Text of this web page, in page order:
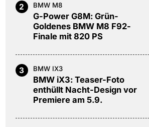
2 BMW M8
G-Power G8M: Grün-
Goldenes BMW M8 F92-
Finale mit 820 PS
3 BMW IX3
BMW iX3: Teaser-Foto
enthüllt Nacht-Design vor
Premiere am 5.9.